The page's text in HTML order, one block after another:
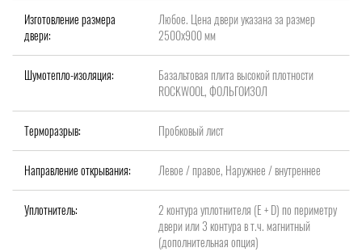
Изготовление размера
двери:
Любое. Цена двери указана за размер
2500x900 мм
Шумотепло-изоляция:
Базальтовая плита высокой плотности
ROCKWOOL, ФОЛЬГОИЗОЛ
Терморазрыв: Пробковый лист
Направление открывания: Левое / правое, Наружнее / внутреннее
Уплотнитель:
2 контура уплотнителя (Е + D) по периметру
двери или 3 контура в т.ч. магнитный
(дополнительная опция)